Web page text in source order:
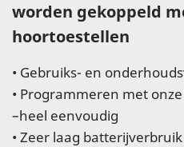
worden gekoppeld
hoortoestellen
• Gebruiks- en
• Programmeren met
–heel eenvoudig
• Zeer laag batterijverbruik